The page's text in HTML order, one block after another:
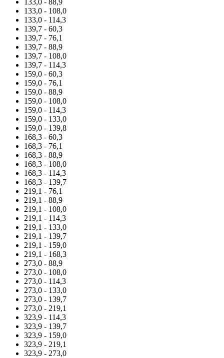
133,0 - 108,0
133,0 - 114,3
139,7 - 60,3
139,7 - 76,1
139,7 - 88,9
139,7 - 108,0
139,7 - 114,3
159,0 - 60,3
159,0 - 76,1
159,0 - 88,9
159,0 - 108,0
159,0 - 114,3
159,0 - 133,0
159,0 - 139,8
168,3 - 60,3
168,3 - 76,1
168,3 - 88,9
168,3 - 108,0
168,3 - 114,3
168,3 - 139,7
219,1 - 76,1
219,1 - 88,9
219,1 - 108,0
219,1 - 114,3
219,1 - 133,0
219,1 - 139,7
219,1 - 159,0
219,1 - 168,3
273,0 - 88,9
273,0 - 108,0
273,0 - 114,3
273,0 - 133,0
273,0 - 139,7
273,0 - 219,1
323,9 - 114,3
323,9 - 139,7
323,9 - 159,0
323,9 - 219,1
323,9 - 273,0